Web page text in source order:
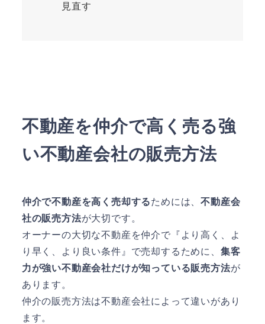
見直す
不動産を仲介で高く売る強
い不動産会社の販売方法
仲介で不動産を高く売却するためには、不動産会
社の販売方法が大切です。
オーナーの大切な不動産を仲介で『より高く、よ
り早く、より良い条件』で売却するために、 集客
力が強い不動産会社だけが知っている販売方法が
あります。
仲介の販売方法は不動産会社によって違いがあり
ます。